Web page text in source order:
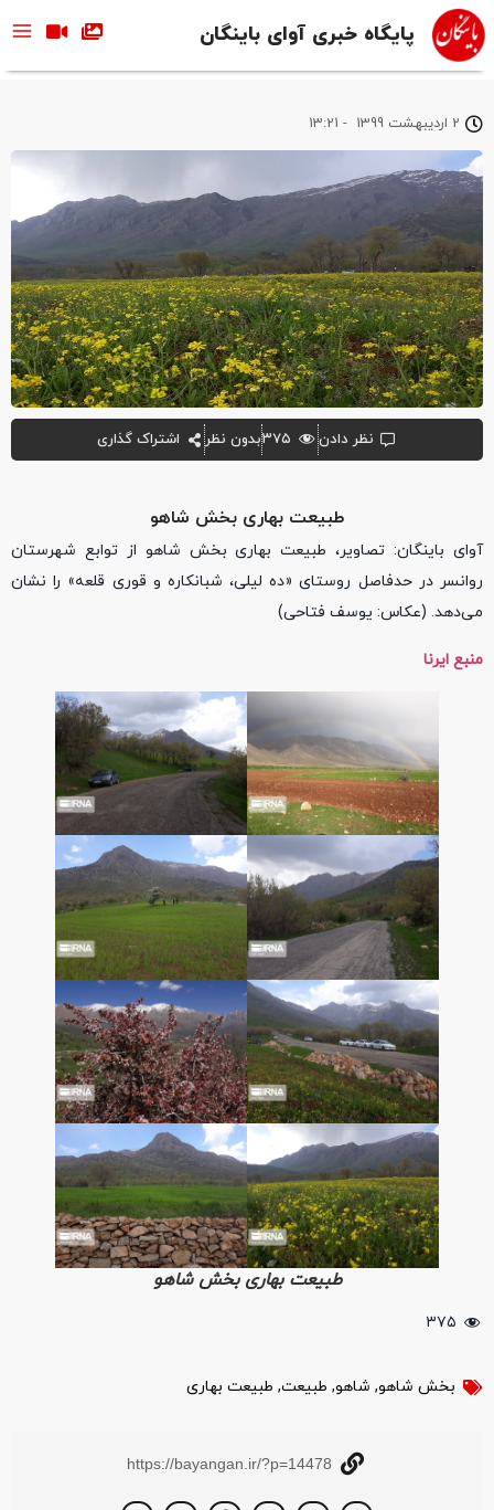
پایگاه خبری آوای باینگان
طبیعت بهاری بخش شاهو
2 اردیبهشت 1399 -
13:21
نظر دادن ۳۷۵بدون نظر اشتراک گذاری
آوای باینگان: تصاویر، طبیعت بهاری بخش شاهو از توابع شهرستان
روانسر در حدفاصل روستای «ده لیلی، شبانکاره و قوری قلعه» را نشان
می‌دهد. (عکاس: یوسف فتاحی)
منبع ایرنا
طبیعت بهاری بخش شاهو
۳۷۵
بخش شاهو, شاهو, طبیعت, طبیعت بهاری
https://bayangan.ir/?p=14478